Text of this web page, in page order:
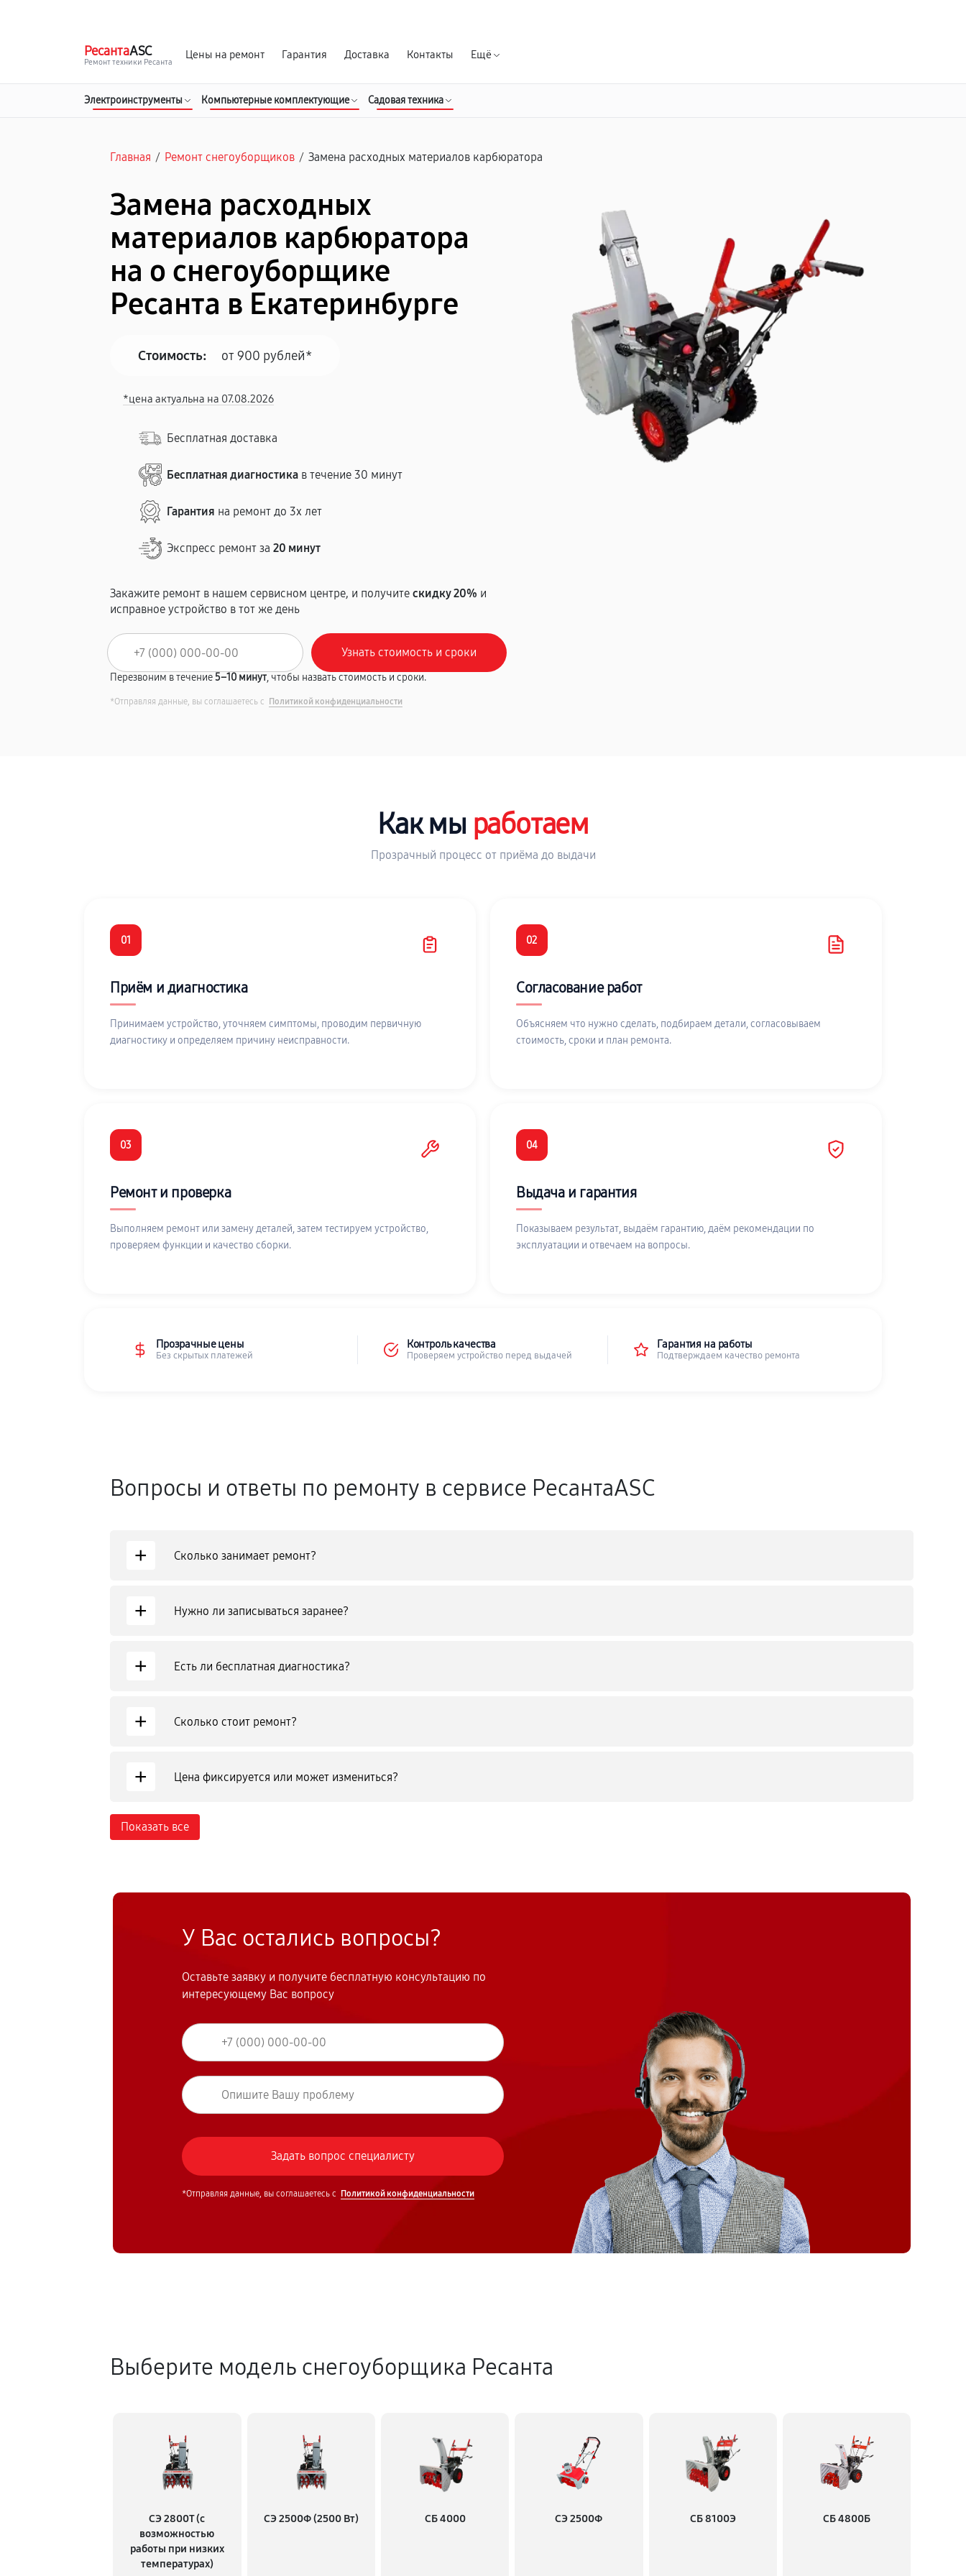
РесантаASC
Ремонт техники Ресанта
Цены на ремонт Гарантия Доставка Контакты Ещё
Электроинструменты Компьютерные комплектующие Садовая техника
Главная / Ремонт снегоуборщиков / Замена расходных материалов карбюратора
Замена расходных
материалов карбюратора
на о снегоуборщике
Ресанта в Екатеринбурге
Стоимость: от 900 рублей*
*цена актуальна на 07.08.2026
Бесплатная доставка
Бесплатная диагностика в течение 30 минут
Гарантия на ремонт до 3х лет
Экспресс ремонт за20 минут
Закажите ремонт в нашем сервисном центре, и получитескидку 20% и
исправное устройство в тот же день
Перезвоним в течение5–10 минут, чтобы назвать стоимость и сроки.
*Отправляя данные, вы соглашаетесь с Политикой конфиденциальности
Как мы работаем
Прозрачный процесс от приёма до выдачи
01
Приём и диагностика
Принимаем устройство, уточняем симптомы, проводим первичную
диагностику и определяем причину неисправности.
02
Согласование работ
Объясняем что нужно сделать, подбираем детали, согласовываем
стоимость, сроки и план ремонта.
03
Ремонт и проверка
Выполняем ремонт или замену деталей, затем тестируем устройство,
проверяем функции и качество сборки.
04
Выдача и гарантия
Показываем результат, выдаём гарантию, даём рекомендации по
эксплуатации и отвечаем на вопросы.
Прозрачные цены
Без скрытых платежей
Контроль качества
Проверяем устройство перед выдачей
Гарантия на работы
Подтверждаем качество ремонта
Вопросы и ответы по ремонту в сервисе РесантаASC
+ Сколько занимает ремонт?
+ Нужно ли записываться заранее?
+ Есть ли бесплатная диагностика?
+ Сколько стоит ремонт?
+ Цена фиксируется или может измениться?
Показать все
У Вас остались вопросы?
Оставьте заявку и получите бесплатную консультацию по
интересующему Вас вопросу
*Отправляя данные, вы соглашаетесь с Политикой конфиденциальности
Выберите модель снегоуборщика Ресанта
СЭ 2800Т (с
возможностью
работы при низких
температурах)
СЭ 2500Ф (2500 Вт) СБ 4000 СЭ 2500Ф СБ 8100Э СБ 4800Б